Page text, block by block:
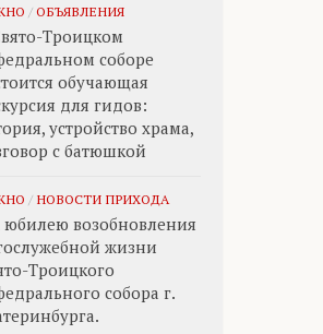
/ ОБЪЯВЛЕНИЯ
Троицком
соборе
обучающая
для гидов:
устройство храма,
с батюшкой
/ НОВОСТИ ПРИХОДА
возобновления
жизни
Троицкого
собора г.